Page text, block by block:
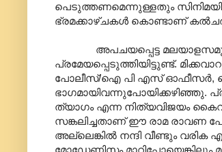
പെടുത്തണമെന്നുള്ളതും സിനിമയിൽ
ഭ്രമക്കാഴ്ചകൾ കൊണ്ടാണ്
അപചയപ്പെട്ട
പ്രമേയപ്പെടുത്തിയിട്ടുണ്ട്.
പോലീസ്/ഐ പി എസ് ഓഫീസർ, ഐ
ഭാഗമായിവന്നുപോയിക്കഴിഞ്ഞു.
ത്യാഗം എന്ന നിത്യവിജയം
സങ്കലിച്ചതാണ് ഈ രാമ രാവണ
അല്ലെങ്കിൽ നന്ദി വീണ്ടും